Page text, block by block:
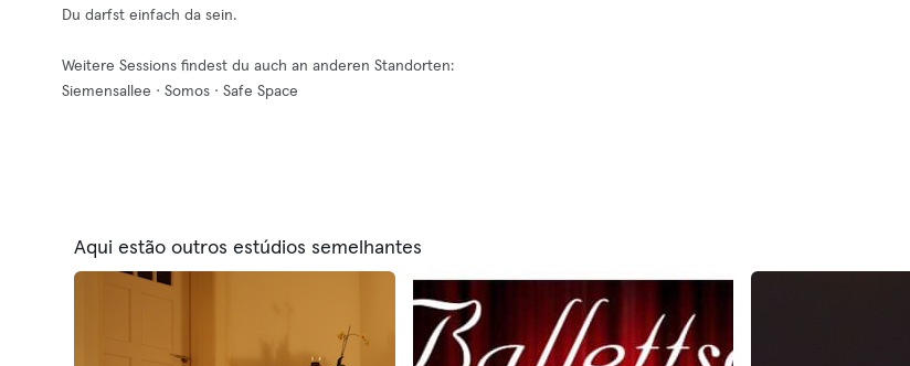
Du darfst einfach da sein.
Weitere Sessions findest du auch an anderen Standorten:
Siemensallee · Somos · Safe Space
Aqui estão outros estúdios semelhantes